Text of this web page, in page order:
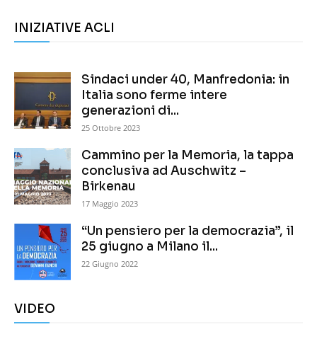
INIZIATIVE ACLI
Sindaci under 40, Manfredonia: in
Italia sono ferme intere
generazioni di...
25 Ottobre 2023
Cammino per la Memoria, la tappa
conclusiva ad Auschwitz –
Birkenau
17 Maggio 2023
“Un pensiero per la democrazia”, il
25 giugno a Milano il...
22 Giugno 2022
VIDEO